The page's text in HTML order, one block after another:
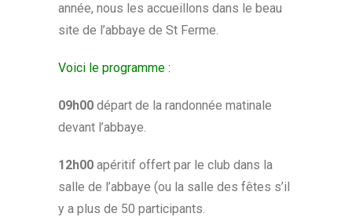
année, nous les accueillons dans le beau
site de l’abbaye de St Ferme.
Voici le programme :
09h00 départ de la randonnée matinale
devant l’abbaye.
12h00 apéritif offert par le club dans la
salle de l’abbaye (ou la salle des fêtes s’il
y a plus de 50 participants.